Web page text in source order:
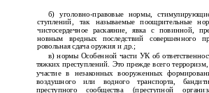
б) уголовно-правовые нормы,
ступлений, так называемые поощрительные
чистосердечное раскаяние, явка с повинной,
новным вредных последствий совершенного
ровольная сдача оружия и др.;
в) нормы Особенной части УК об
тяжких преступлений. Это прежде всего
участие в незаконных вооруженных
воздушного или водного транспорта,
преступного сообщества (преступной